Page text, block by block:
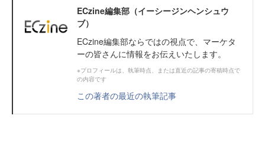
ECzine編集部（イーシージンヘンシュウ
ブ）
ECzine編集部ならではの視点で、マーケタ
ーの皆さんに情報をお伝えいたします。
※プロフィールは、執筆時点、または直近の記事の寄稿時点で
の内容です
この著者の最近の執筆記事